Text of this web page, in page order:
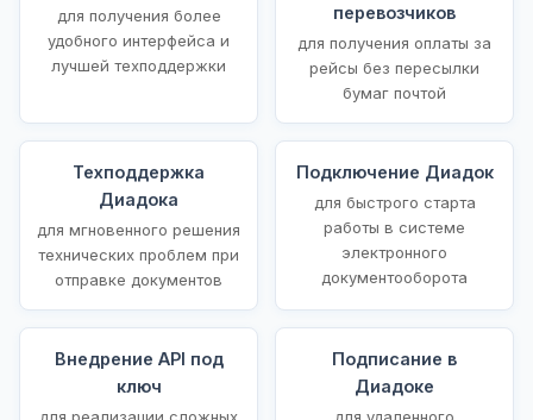
для получения более
удобного интерфейса и
лучшей техподдержки
перевозчиков
для получения оплаты за
рейсы без пересылки
бумаг почтой
Техподдержка
Диадока
для мгновенного решения
технических проблем при
отправке документов
Подключение Диадок
для быстрого старта
работы в системе
электронного
документооборота
Внедрение API под
ключ
Подписание в
Диадоке